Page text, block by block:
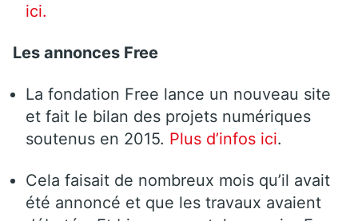
ici.
Les annonces Free
La fondation Free lance un nouveau site
et fait le bilan des projets numériques
soutenus en 2015. Plus d’infos ici.
Cela faisait de nombreux mois qu’il avait
été annoncé et que les travaux avaient